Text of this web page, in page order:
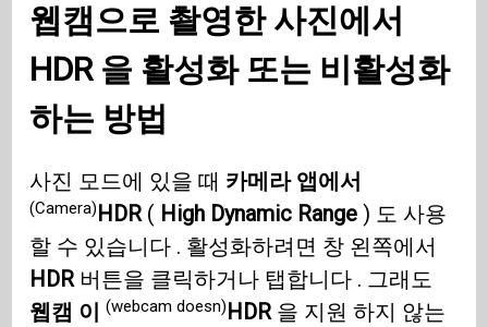
웹캠으로 촬영한 사진에서
HDR을 활성화 또는 비활성화
하는 방법
사진 모드에 있을 때 카메라 앱에서
(Camera)HDR( High Dynamic Range ) 도 사용
할 수 있습니다 . 활성화하려면 창 왼쪽에서
HDR버튼을 클릭하거나 탭합니다 . 그래도
웹캠 이(webcam doesn)HDR을 지원 하지 않는